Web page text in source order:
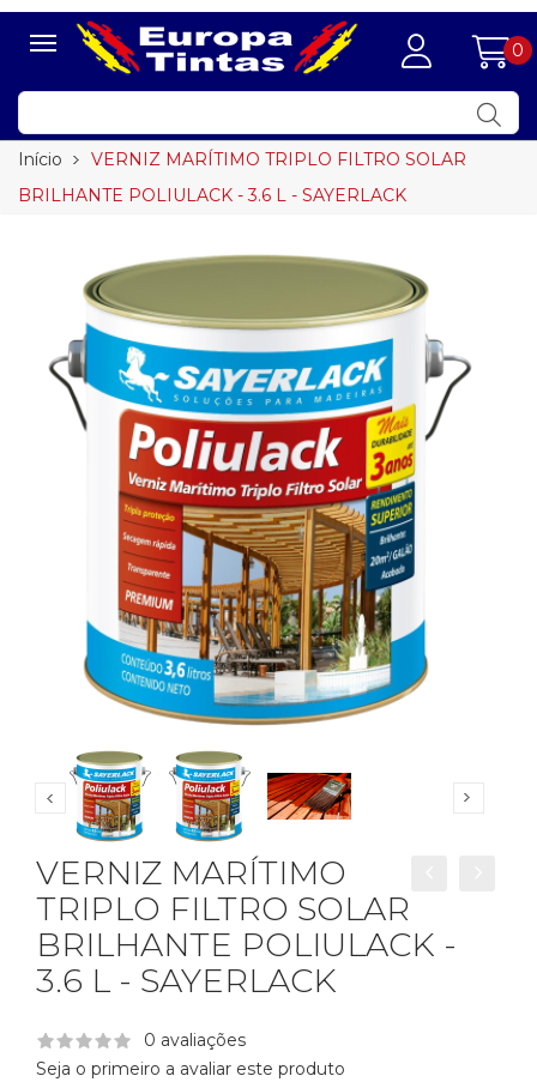
0
Início
VERNIZ MARÍTIMO TRIPLO FILTRO SOLAR
BRILHANTE POLIULACK - 3.6 L - SAYERLACK
VERNIZ MARÍTIMO
TRIPLO FILTRO SOLAR
BRILHANTE POLIULACK -
3.6 L - SAYERLACK
0 avaliações
Seja o primeiro a avaliar este produto